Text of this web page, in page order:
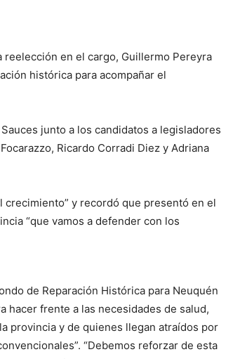
reelección en el cargo, Guillermo Pereyra
histórica para acompañar el
junto a los candidatos a legisladores
Ricardo Corradi Diez y Adriana
crecimiento” y recordó que presentó en el
“que vamos a defender con los
de Reparación Histórica para Neuquén
hacer frente a las necesidades de salud,
provincia y de quienes llegan atraídos por
“Debemos reforzar de esta